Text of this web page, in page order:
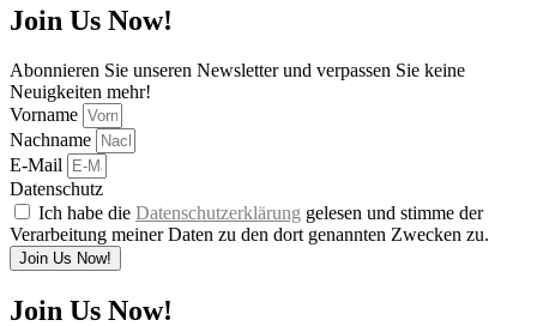
Join Us Now!
Abonnieren Sie unseren Newsletter und verpassen Sie keine
Neuigkeiten mehr!
Vorname
Nachname
E-Mail
Datenschutz
Ich habe die Datenschutzerklärung gelesen und stimme der
Verarbeitung meiner Daten zu den dort genannten Zwecken zu.
Join Us Now!
Join Us Now!